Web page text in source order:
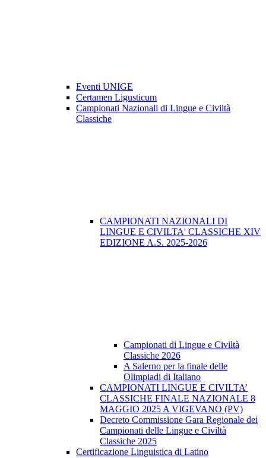
Eventi UNIGE
Certamen Ligusticum
Campionati Nazionali di Lingue e Civiltà
Classiche
CAMPIONATI NAZIONALI DI
LINGUE E CIVILTA' CLASSICHE XIV
EDIZIONE A.S. 2025-2026
Campionati di Lingue e Civiltà
Classiche 2026
A Salerno per la finale delle
Olimpiadi di Italiano
CAMPIONATI LINGUE E CIVILTA’
CLASSICHE FINALE NAZIONALE 8
MAGGIO 2025 A VIGEVANO (PV)
Decreto Commissione Gara Regionale dei
Campionati delle Lingue e Civiltà
Classiche 2025
Certificazione Linguistica di Latino